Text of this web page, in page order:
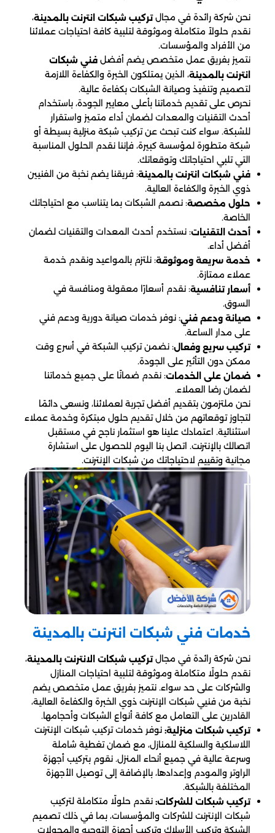
نحن شركة رائدة في مجالتركيب شبكات انترنت بالمدينة،
نقدم حلولاً متكاملة وموثوقة لتلبية كافة احتياجات عملائنا
من الأفراد والمؤسسات.
نتميز بفريق عمل متخصص يضم أفضل فني شبكات
انترنت بالمدينة، الذين يمتلكون الخبرة والكفاءة اللازمة
لتصميم وتنفيذ وصيانة الشبكات بكفاءة عالية.
نحرص على تقديم خدماتنا بأعلى معايير الجودة، باستخدام
أحدث التقنيات والمعدات لضمان أداء متميز واستقرار
للشبكة. سواء كنت تبحث عن تركيب شبكة منزلية بسيطة أو
شبكة متطورة لمؤسسة كبيرة، فإننا نقدم الحلول المناسبة
التي تلبي احتياجاتك وتوقعاتك.
فني شبكات انترنت بالمدينة: فريقنا يضم نخبة من الفنيين
ذوي الخبرة والكفاءة العالية.
حلول مخصصة: نصمم الشبكات بما يتناسب مع احتياجاتك
الخاصة.
أحدث التقنيات: نستخدم أحدث المعدات والتقنيات لضمان
أفضل أداء.
خدمة سريعة وموثوقة: نلتزم بالمواعيد ونقدم خدمة
عملاء ممتازة.
أسعار تنافسية: نقدم أسعارًا معقولة ومنافسة في
السوق.
صيانة ودعم فني: نوفر خدمات صيانة دورية ودعم فني
على مدار الساعة.
تركيب سريع وفعال: نضمن تركيب الشبكة في أسرع وقت
ممكن دون التأثير على الجودة.
ضمان على الخدمات: نقدم ضمانًا على جميع خدماتنا
لضمان رضا العملاء.
نحن ملتزمون بتقديم أفضل تجربة لعملائنا، ونسعى دائمًا
لتجاوز توقعاتهم من خلال تقديم حلول مبتكرة وخدمة عملاء
استثنائية. اعتمادك علينا هو استثمار ناجح في مستقبل
اتصالك بالإنترنت. اتصل بنا اليوم للحصول على استشارة
مجانية وتقييم لاحتياجاتك من شبكات الإنترنت.
خدمات فني شبكات انترنت بالمدينة
نحن شركة رائدة في مجالتركيب شبكات الانترنت بالمدينة،
نقدم حلولًا متكاملة وموثوقة لتلبية احتياجات المنازل
والشركات على حد سواء. نتميز بفريق عمل متخصص يضم
نخبة من فنيي شبكات الإنترنت ذوي الخبرة والكفاءة العالية،
القادرين على التعامل مع كافة أنواع الشبكات وأحجامها.
تركيب شبكات منزلية: نوفر خدمات تركيب شبكات الإنترنت
اللاسلكية والسلكية للمنازل، مع ضمان تغطية شاملة
وسرعة عالية في جميع أنحاء المنزل. نقوم بتركيب أجهزة
الراوتر والمودم وإعدادها، بالإضافة إلى توصيل الأجهزة
المختلفة بالشبكة.
تركيب شبكات للشركات: نقدم حلولًا متكاملة لتركيب
شبكات الإنترنت للشركات والمؤسسات، بما في ذلك تصميم
الشبكة وتركيب الأسلاك وتركيب أجهزة التوجيه والمحولات